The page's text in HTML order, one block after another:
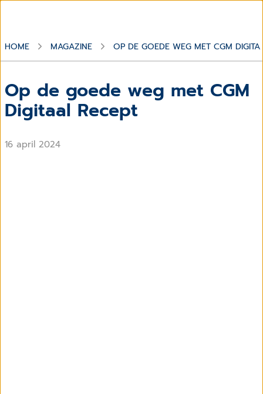
HOME MAGAZINE OP DE GOEDE WEG MET CGM
Op de goede weg met CGM
Digitaal Recept
16 april 2024